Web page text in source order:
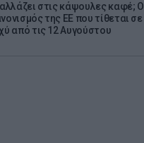
αλλάζει στις κάψουλες καφέ; Ο
της ΕΕ που τίθεται σε
από τις 12 Αυγούστου